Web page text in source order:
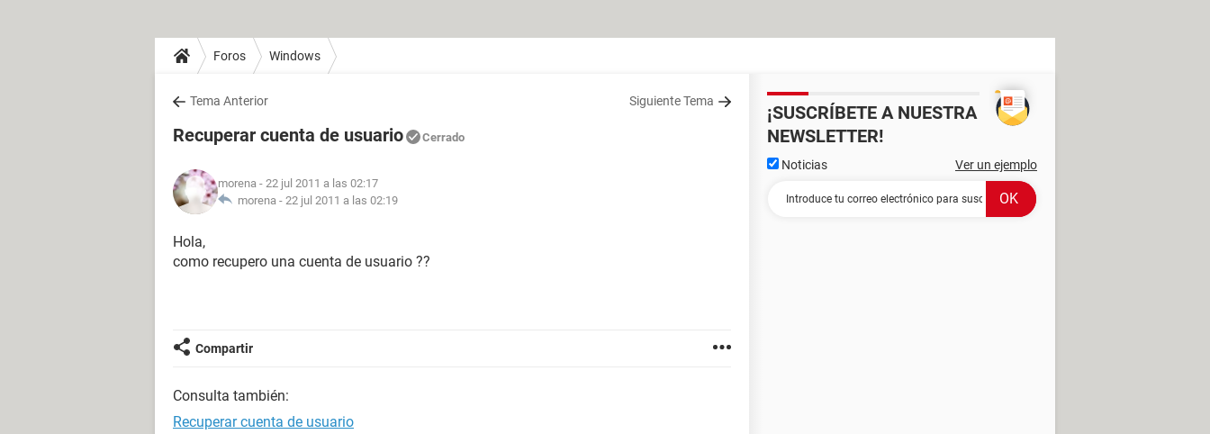
Foros Windows
Tema Anterior Siguiente Tema
Recuperar cuenta de usuario Cerrado
morena - 22 jul 2011 a las 02:17
morena - 22 jul 2011 a las 02:19
Hola,
como recupero una cuenta de usuario ??
Compartir
Consulta también:
Recuperar cuenta de usuario
¡SUSCRÍBETE A NUESTRA
NEWSLETTER!
Noticias Ver un ejemplo